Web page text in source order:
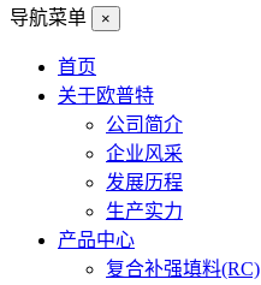
导航菜单
×
首页
关于欧普特
公司简介
企业风采
发展历程
生产实力
产品中心
复合补强填料(RC)